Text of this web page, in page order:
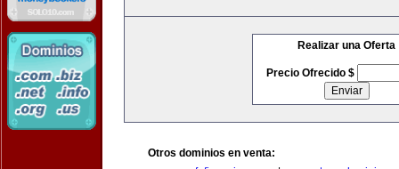
Realizar una Oferta
Precio Ofrecido $
Otros dominios en venta: